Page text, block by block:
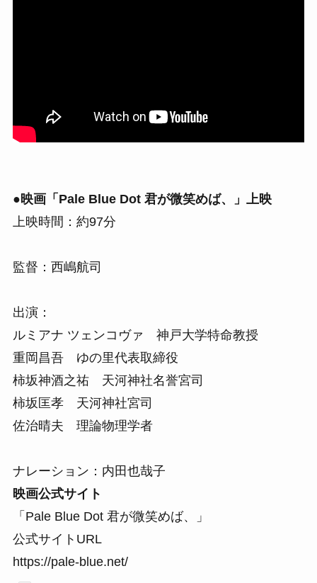
●映画「Pale Blue Dot 君が微笑めば、」上映
上映時間：約97分
監督：西嶋航司
出演：
ルミアナ ツェンコヴァ 神戸大学特命教授
重岡昌吾 ゆの里代表取締役
柿坂神酒之祐 天河神社名誉宮司
柿坂匡孝 天河神社宮司
佐治晴夫 理論物理学者
ナレーション：内田也哉子
映画公式サイト
「Pale Blue Dot 君が微笑めば、」
公式サイトURL
https://pale-blue.net/